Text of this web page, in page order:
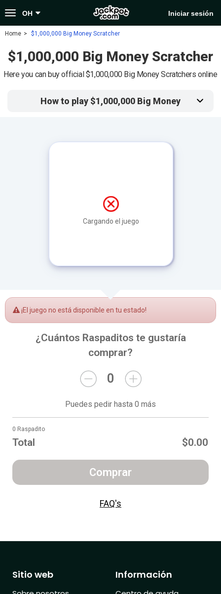
Toggle
navigation
OH Iniciar sesión
Home $1,000,000 Big Money Scratcher
$1,000,000 Big Money Scratcher
Here you can buy official $1,000,000 Big Money Scratchers online
How to play $1,000,000 Big Money
Cargando el juego
¡El juego no está disponible en tu estado!
¿Cuántos Raspaditos te gustaría
comprar?
0
Puedes pedir hasta 0 más
0 Raspadito
Total $0.00
Comprar
FAQ's
Sitio web Información